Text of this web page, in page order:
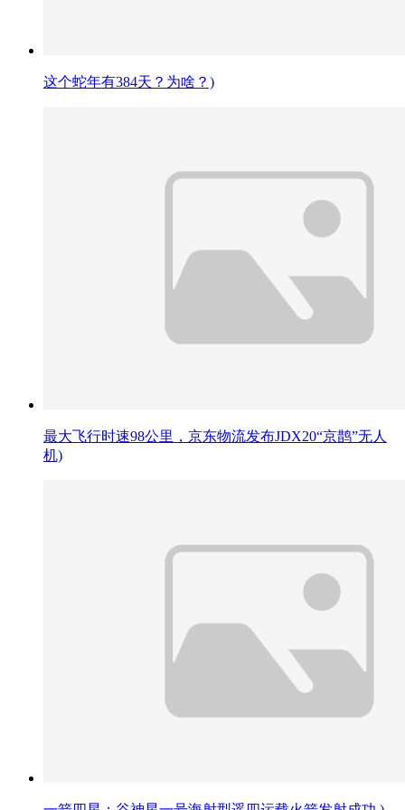
这个蛇年有384天？为啥？)
最大飞行时速98公里，京东物流发布JDX20“京鹊”无人
机)